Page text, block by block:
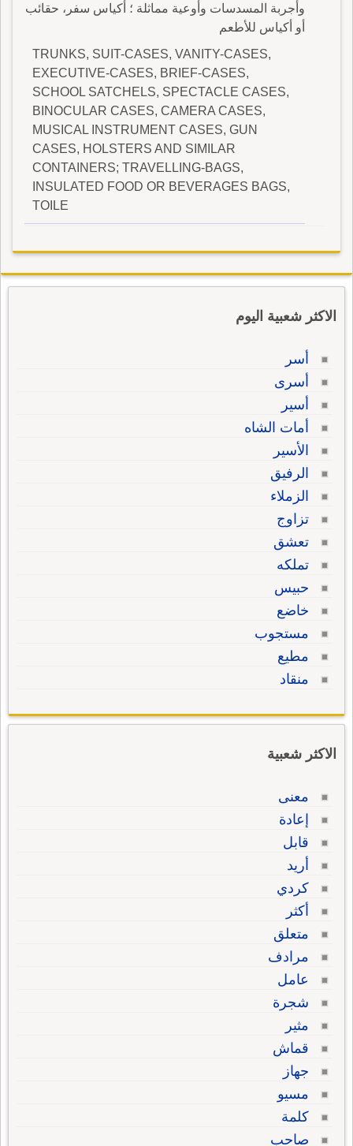
وأجربة المسدسات وأوعية مماثلة ؛ أكياس سفر، حقائب
أو أكياس للأطعم
TRUNKS, SUIT-CASES, VANITY-CASES,
EXECUTIVE-CASES, BRIEF-CASES,
SCHOOL SATCHELS, SPECTACLE CASES,
BINOCULAR CASES, CAMERA CASES,
MUSICAL INSTRUMENT CASES, GUN
CASES, HOLSTERS AND SIMILAR
CONTAINERS; TRAVELLING-BAGS,
INSULATED FOOD OR BEVERAGES BAGS,
TOILE
الاكثر شعبية اليوم
أسر
أسرى
أسير
أمات الشاه
الأسير
الرفيق
الزملاء
تزاوج
تعشق
تملكه
حبيس
خاضع
مستجوب
مطيع
منقاد
الاكثر شعبية
معنى
إعادة
قابل
أريد
كردي
أكثر
متعلق
مرادف
عامل
شجرة
مثير
قماش
جهاز
مسيو
كلمة
صاحب